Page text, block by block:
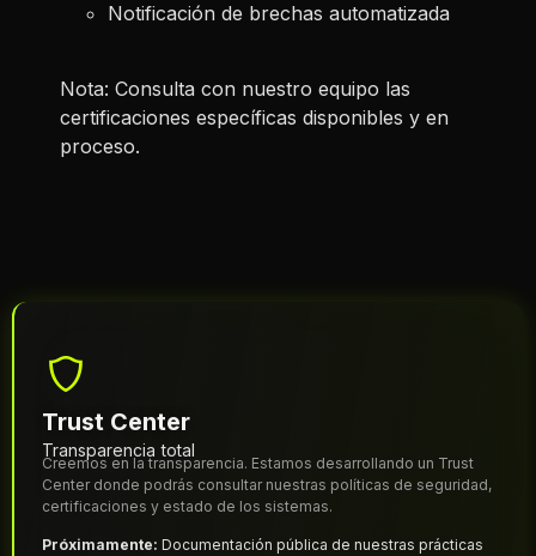
Notificación de brechas automatizada
Nota: Consulta con nuestro equipo las
certificaciones específicas disponibles y en
proceso.
Trust Center
Transparencia total
Creemos en la transparencia. Estamos desarrollando un Trust
Center donde podrás consultar nuestras políticas de seguridad,
certificaciones y estado de los sistemas.
Próximamente: Documentación pública de nuestras prácticas